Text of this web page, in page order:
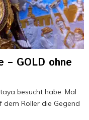
– GOLD ohne
besucht habe. Mal
Roller die Gegend